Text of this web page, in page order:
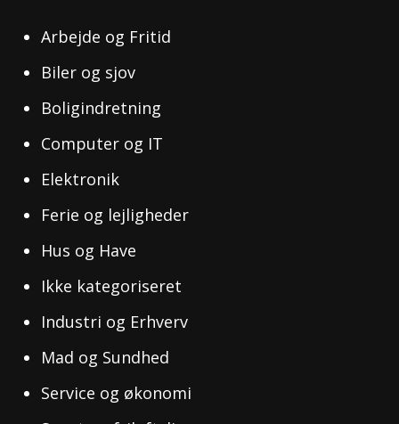
Arbejde og Fritid
Biler og sjov
Boligindretning
Computer og IT
Elektronik
Ferie og lejligheder
Hus og Have
Ikke kategoriseret
Industri og Erhverv
Mad og Sundhed
Service og økonomi